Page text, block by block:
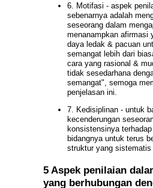
6. Motifasi - aspek
sebenarnya adalah
seseorang dalam
menanampkan afirmasi
daya ledak & pacuan
semangat lebih dari
cara yang rasional &
tidak sesedarhana
semangat", semoga
penjelasan ini.
7. Kedisiplinan - untuk
kecenderungan
konsistensinya
bidangnya untuk terus
struktur yang sistematis
5 Aspek penilaian
yang berhubungan